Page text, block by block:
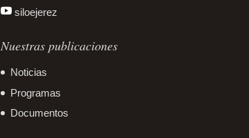
siloejerez
Nuestras publicaciones
Noticias
Programas
Documentos